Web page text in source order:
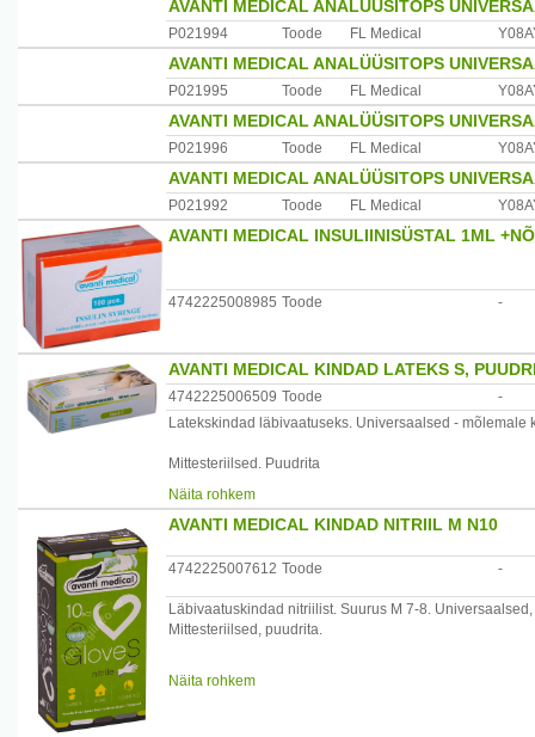
AVANTI MEDICAL ANALÜÜSITOPS
P021994 Toode FL Medical
AVANTI MEDICAL ANALÜÜSITOPS
P021995 Toode FL Medical
AVANTI MEDICAL ANALÜÜSITOPS
P021996 Toode FL Medical
AVANTI MEDICAL ANALÜÜSITOPS
P021992 Toode FL Medical
AVANTI MEDICAL INSULIINISÜSTAL 1ML
4742225008985 Toode -
AVANTI MEDICAL KINDAD LATEKS S,
4742225006509 Toode
-
Latekskindad läbivaatuseks. Universaalsed - mõlemale
Mittesteriilsed. Puudrita
100 tk (kaaluga) pakis.
Näita rohkem
AVANTI MEDICAL KINDAD NITRIIL M N10
4742225007612 Toode -
Läbivaatuskindad nitriilist. Suurus M 7-8.
Mittesteriilsed, puudrita.
Näita rohkem